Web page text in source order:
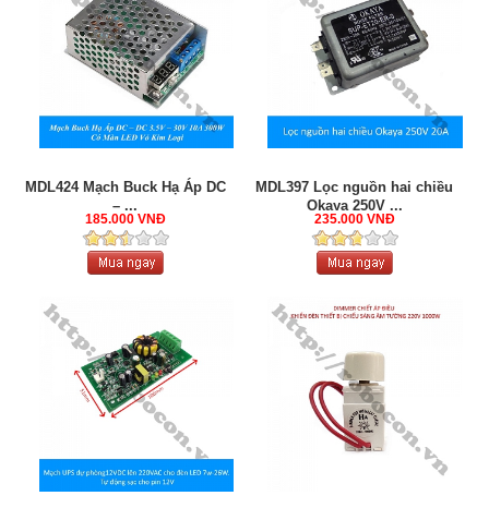
MDL424 Mạch Buck Hạ Áp DC
– ...
185.000 VNĐ
MDL397 Lọc nguồn hai chiều
Okaya 250V ...
235.000 VNĐ